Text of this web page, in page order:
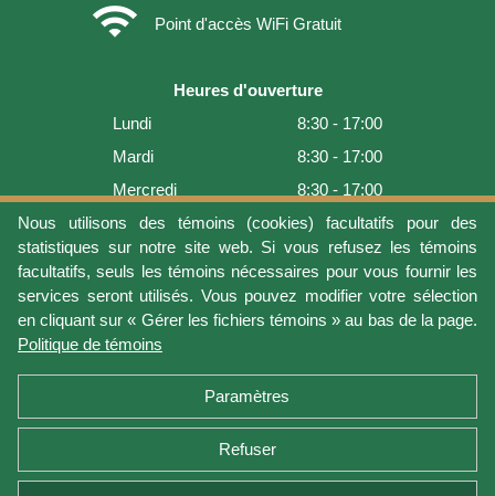
Nous utilisons des témoins (cookies) facultatifs pour des
statistiques sur notre site web. Si vous refusez les témoins
facultatifs, seuls les témoins nécessaires pour vous fournir les
services seront utilisés. Vous pouvez modifier votre sélection
en cliquant sur « Gérer les fichiers témoins » au bas de la page.
Politique de témoins
Paramètres
Refuser
wifi
Point d'accès WiFi Gratuit
Heures d'ouverture
Lundi
8:30 - 17:00
Mardi
8:30 - 17:00
Mercredi
8:30 - 17:00
Jeudi
8:30 - 17:00
Vendredi
8:30 - 17:00
Samedi
9:00 - 16:00
Dimanche
Fermé